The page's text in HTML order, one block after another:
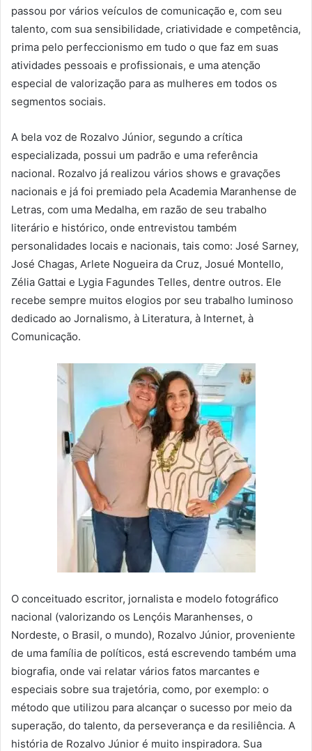
passou por vários veículos de comunicação e, com seu
talento, com sua sensibilidade, criatividade e competência,
prima pelo perfeccionismo em tudo o que faz em suas
atividades pessoais e profissionais, e uma atenção
especial de valorização para as mulheres em todos os
segmentos sociais.
A bela voz de Rozalvo Júnior, segundo a crítica
especializada, possui um padrão e uma referência
nacional. Rozalvo já realizou vários shows e gravações
nacionais e já foi premiado pela Academia Maranhense de
Letras, com uma Medalha, em razão de seu trabalho
literário e histórico, onde entrevistou também
personalidades locais e nacionais, tais como: José Sarney,
José Chagas, Arlete Nogueira da Cruz, Josué Montello,
Zélia Gattai e Lygia Fagundes Telles, dentre outros. Ele
recebe sempre muitos elogios por seu trabalho luminoso
dedicado ao Jornalismo, à Literatura, à Internet, à
Comunicação.
O conceituado escritor, jornalista e modelo fotográfico
nacional (valorizando os Lençóis Maranhenses, o
Nordeste, o Brasil, o mundo), Rozalvo Júnior, proveniente
de uma família de políticos, está escrevendo também uma
biografia, onde vai relatar vários fatos marcantes e
especiais sobre sua trajetória, como, por exemplo: o
método que utilizou para alcançar o sucesso por meio da
superação, do talento, da perseverança e da resiliência. A
história de Rozalvo Júnior é muito inspiradora. Sua